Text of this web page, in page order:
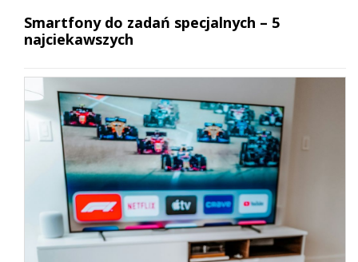
Smartfony do zadań specjalnych – 5
najciekawszych